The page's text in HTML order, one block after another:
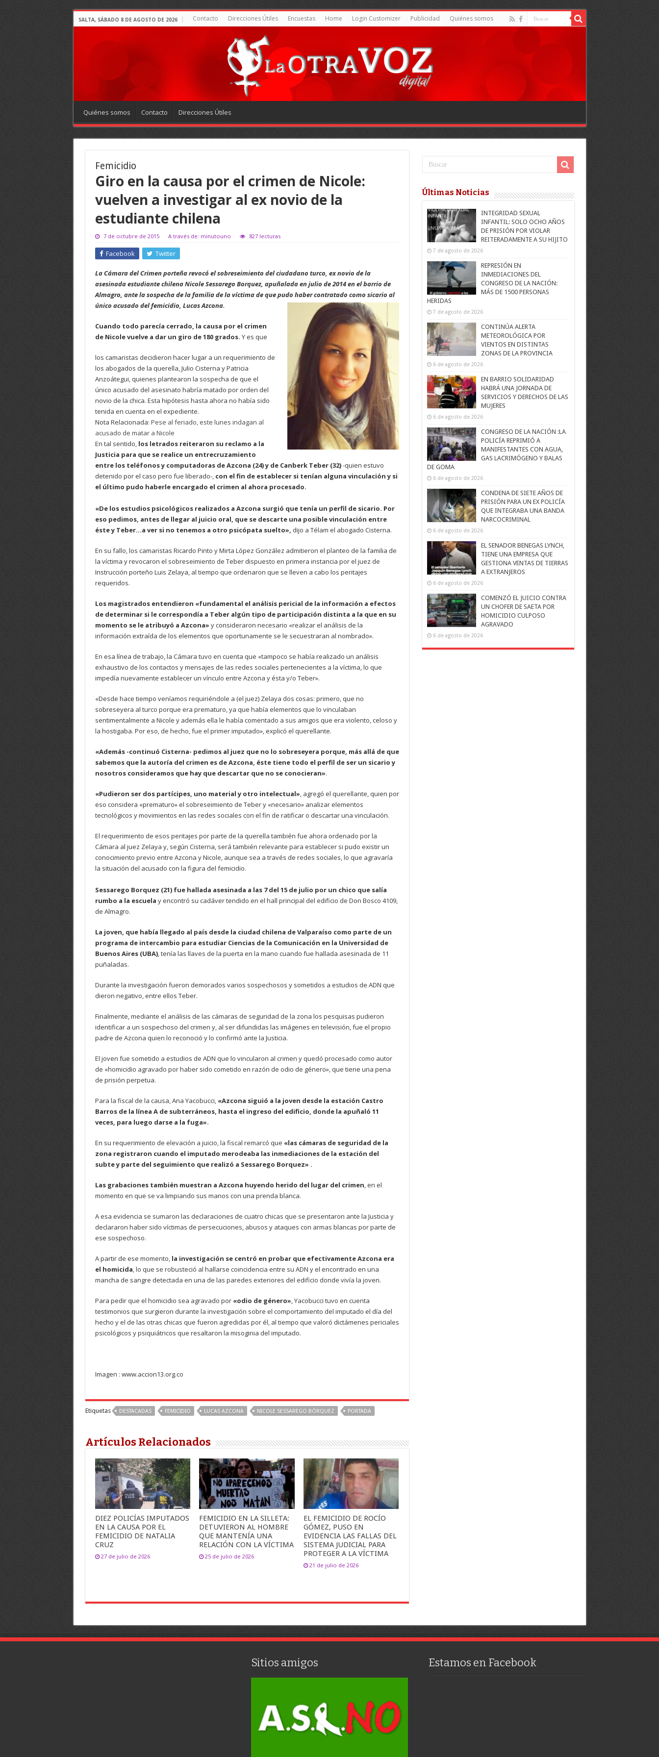
SALTA, SÁBADO 8 DE AGOSTO DE 2026 Contacto Direcciones Útiles Encuestas Home Login Customizer Publicidad Quiénes somos
Quiénes somos Contacto Direcciones Útiles
Femicidio
Giro en la causa por el crimen de Nicole:
vuelven a investigar al ex novio de la
estudiante chilena
7 de octubre de 2015 A través de: minutouno 827 lecturas
Facebook Twitter
La Cámara del Crimen porteña revocó el sobreseimiento del ciudadano turco, ex novio de la
asesinada estudiante chilena Nicole Sessarego Borquez, apuñalada en julio de 2014 en el barrio de
Almagro, ante la sospecha de la familia de la víctima de que pudo haber contratado como sicario al
único acusado del femicidio, Lucas Azcona.
Cuando todo parecía cerrado, la causa por el crimen
de Nicole vuelve a dar un giro de 180 grados. Y es que
los camaristas decidieron hacer lugar a un requerimiento de
los abogados de la querella, Julio Cisterna y Patricia
Anzoátegui, quienes plantearon la sospecha de que el
único acusado del asesinato habría matado por orden del
novio de la chica. Esta hipótesis hasta ahora no había sido
tenida en cuenta en el expediente.
Nota Relacionada: Pese al feriado, este lunes indagan al
acusado de matar a Nicole
En tal sentido, los letrados reiteraron su reclamo a la
Justicia para que se realice un entrecruzamiento
entre los teléfonos y computadoras de Azcona (24) y de Canberk Teber (32)-quien estuvo
detenido por el caso pero fue liberado-, con el fin de establecer si tenían alguna vinculación y si
el último pudo haberle encargado el crimen al ahora procesado.
«De los estudios psicológicos realizados a Azcona surgió que tenía un perfil de sicario. Por
eso pedimos, antes de llegar al juicio oral, que se descarte una posible vinculación entre
éste y Teber…a ver si no tenemos a otro psicópata suelto», dijo a Télam el abogado Cisterna.
En su fallo, los camaristas Ricardo Pinto y Mirta López González admitieron el planteo de la familia de
la víctima y revocaron el sobreseimiento de Teber dispuesto en primera instancia por el juez de
Instrucción porteño Luis Zelaya, al tiempo que ordenaron que se lleven a cabo los peritajes
requeridos.
Los magistrados entendieron «fundamental el análisis pericial de la información a efectos
de determinar si le correspondía a Teber algún tipo de participación distinta a la que en su
momento se le atribuyó a Azcona» y consideraron necesario «realizar el análisis de la
información extraída de los elementos que oportunamente se le secuestraran al nombrado».
En esa línea de trabajo, la Cámara tuvo en cuenta que «tampoco se había realizado un análisis
exhaustivo de los contactos y mensajes de las redes sociales pertenecientes a la víctima, lo que
impedía nuevamente establecer un vínculo entre Azcona y ésta y/o Teber».
«Desde hace tiempo veníamos requiriéndole a (el juez) Zelaya dos cosas: primero, que no
sobreseyera al turco porque era prematuro, ya que había elementos que lo vinculaban
sentimentalmente a Nicole y además ella le había comentado a sus amigos que era violento, celoso y
la hostigaba. Por eso, de hecho, fue el primer imputado», explicó el querellante.
«Además -continuó Cisterna- pedimos al juez que no lo sobreseyera porque, más allá de que
sabemos que la autoría del crimen es de Azcona, éste tiene todo el perfil de ser un sicario y
nosotros consideramos que hay que descartar que no se conocieran».
«Pudieron ser dos partícipes, uno material y otro intelectual», agregó el querellante, quien por
eso considera «prematuro» el sobreseimiento de Teber y «necesario» analizar elementos
tecnológicos y movimientos en las redes sociales con el fin de ratificar o descartar una vinculación.
El requerimiento de esos peritajes por parte de la querella también fue ahora ordenado por la
Cámara al juez Zelaya y, según Cisterna, será también relevante para establecer si pudo existir un
conocimiento previo entre Azcona y Nicole, aunque sea a través de redes sociales, lo que agravaría
la situación del acusado con la figura del femicidio.
Sessarego Borquez (21) fue hallada asesinada a las 7 del 15 de julio por un chico que salía
rumbo a la escuela y encontró su cadáver tendido en el hall principal del edificio de Don Bosco 4109,
de Almagro.
La joven, que había llegado al paí­s desde la ciudad chilena de Valparaíso como parte de un
programa de intercambio para estudiar Ciencias de la Comunicación en la Universidad de
Buenos Aires (UBA), tenía las llaves de la puerta en la mano cuando fue hallada asesinada de 11
puñaladas.
Durante la investigación fueron demorados varios sospechosos y sometidos a estudios de ADN que
dieron negativo, entre ellos Teber.
Finalmente, mediante el análisis de las cámaras de seguridad de la zona los pesquisas pudieron
identificar a un sospechoso del crimen y, al ser difundidas las imágenes en televisión, fue el propio
padre de Azcona quien lo reconoció y lo confirmó ante la Justicia.
El joven fue sometido a estudios de ADN que lo vincularon al crimen y quedó procesado como autor
de «homicidio agravado por haber sido cometido en razón de odio de género», que tiene una pena
de prisión perpetua.
Para la fiscal de la causa, Ana Yacobucci, «Azcona siguió a la joven desde la estación Castro
Barros de la lí­nea A de subterráneos, hasta el ingreso del edificio, donde la apuñaló 11
veces, para luego darse a la fuga».
En su requerimiento de elevación a juicio, la fiscal remarcó que «las cámaras de seguridad de la
zona registraron cuando el imputado merodeaba las inmediaciones de la estación del
subte y parte del seguimiento que realizó a Sessarego Borquez» .
Las grabaciones también muestran a Azcona huyendo herido del lugar del crimen, en el
momento en que se va limpiando sus manos con una prenda blanca.
A esa evidencia se sumaron las declaraciones de cuatro chicas que se presentaron ante la Justicia y
declararon haber sido ví­ctimas de persecuciones, abusos y ataques con armas blancas por parte de
ese sospechoso.
A partir de ese momento, la investigación se centró en probar que efectivamente Azcona era
el homicida, lo que se robusteció al hallarse coincidencia entre su ADN y el encontrado en una
mancha de sangre detectada en una de las paredes exteriores del edificio donde vivía la joven.
Para pedir que el homicidio sea agravado por «odio de género», Yacobucci tuvo en cuenta
testimonios que surgieron durante la investigación sobre el comportamiento del imputado el día del
hecho y el de las otras chicas que fueron agredidas por él, al tiempo que valoró dictámenes periciales
psicológicos y psiquiátricos que resaltaron la misoginia del imputado.
Imagen : www.accion13.org.co
Etiquetas DESTACADAS FEMICIDIO LUCAS AZCONA NICOLE SESSAREGO BÓRQUEZ PORTADA
Artículos Relacionados
DIEZ POLICÍAS IMPUTADOS
EN LA CAUSA POR EL
FEMICIDIO DE NATALIA
CRUZ
27 de julio de 2026
FEMICIDIO EN LA SILLETA:
DETUVIERON AL HOMBRE
QUE MANTENÍA UNA
RELACIÓN CON LA VÍCTIMA
25 de julio de 2026
EL FEMICIDIO DE ROCÍO
GÓMEZ, PUSO EN
EVIDENCIA LAS FALLAS DEL
SISTEMA JUDICIAL PARA
PROTEGER A LA VÍCTIMA
21 de julio de 2026
Últimas Noticias
INTEGRIDAD SEXUAL
INFANTIL: SOLO OCHO AÑOS
DE PRISIÓN POR VIOLAR
REITERADAMENTE A SU HIJITO
7 de agosto de 2026
REPRESIÓN EN
INMEDIACIONES DEL
CONGRESO DE LA NACIÓN:
MÁS DE 1500 PERSONAS
HERIDAS
7 de agosto de 2026
CONTINÚA ALERTA
METEOROLÓGICA POR
VIENTOS EN DISTINTAS
ZONAS DE LA PROVINCIA
6 de agosto de 2026
EN BARRIO SOLIDARIDAD
HABRÁ UNA JORNADA DE
SERVICIOS Y DERECHOS DE LAS
MUJERES
6 de agosto de 2026
CONGRESO DE LA NACIÓN :LA
POLICÍA REPRIMIÓ A
MANIFESTANTES CON AGUA,
GAS LACRIMÓGENO Y BALAS
DE GOMA
6 de agosto de 2026
CONDENA DE SIETE AÑOS DE
PRISIÓN PARA UN EX POLICÍA
QUE INTEGRABA UNA BANDA
NARCOCRIMINAL
6 de agosto de 2026
EL SENADOR BENEGAS LYNCH,
TIENE UNA EMPRESA QUE
GESTIONA VENTAS DE TIERRAS
A EXTRANJEROS
6 de agosto de 2026
COMENZÓ EL JUICIO CONTRA
UN CHOFER DE SAETA POR
HOMICIDIO CULPOSO
AGRAVADO
6 de agosto de 2026
Sitios amigos Estamos en Facebook